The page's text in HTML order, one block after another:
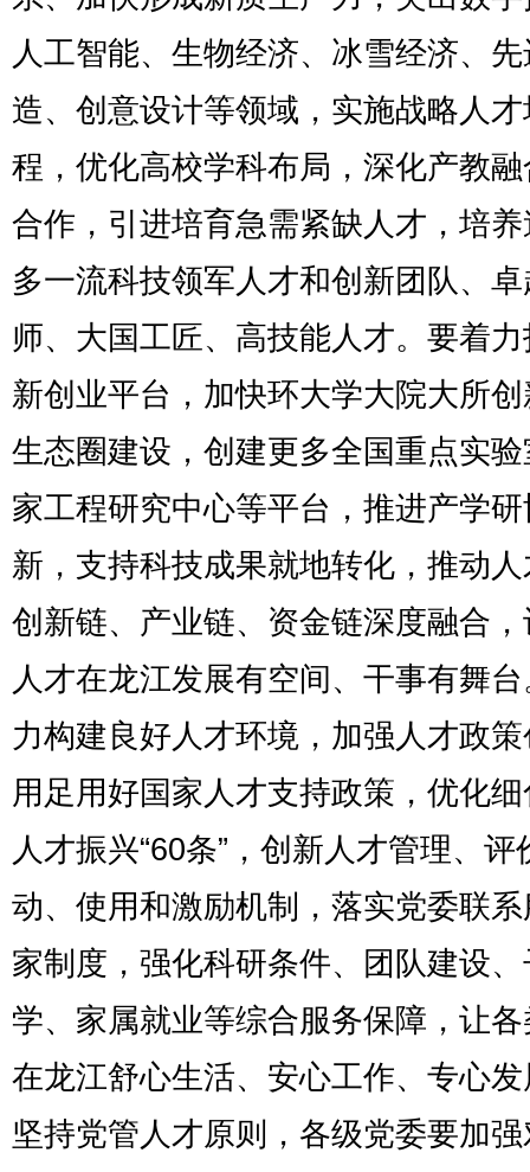
人工智能、生物经济、冰雪经济、
造、创意设计等领域，实施战略人
程，优化高校学科布局，深化产教
合作，引进培育急需紧缺人才，培
多一流科技领军人才和创新团队、
师、大国工匠、高技能人才。要着
新创业平台，加快环大学大院大所
生态圈建设，创建更多全国重点实
家工程研究中心等平台，推进产学
新，支持科技成果就地转化，推动
创新链、产业链、资金链深度融合
人才在龙江发展有空间、干事有舞
力构建良好人才环境，加强人才政
用足用好国家人才支持政策，优化
人才振兴“60条”，创新人才管理、评
动、使用和激励机制，落实党委联
家制度，强化科研条件、团队建设
学、家属就业等综合服务保障，让
在龙江舒心生活、安心工作、专心
坚持党管人才原则，各级党委要加